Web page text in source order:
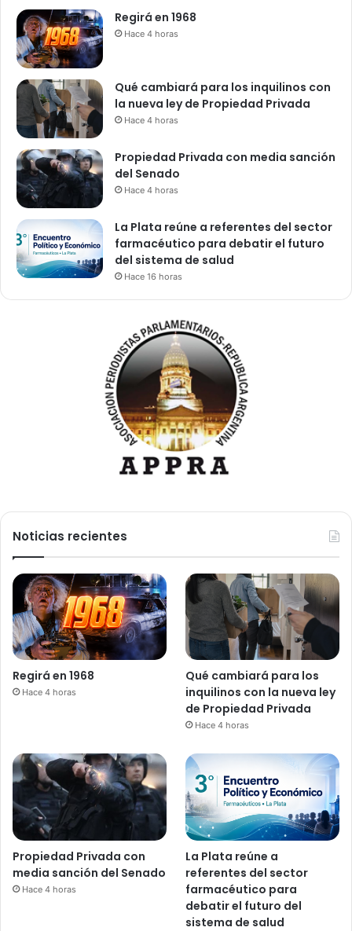
Regirá en 1968
Hace 4 horas
Qué cambiará para los inquilinos con
la nueva ley de Propiedad Privada
Hace 4 horas
Propiedad Privada con media sanción
del Senado
Hace 4 horas
La Plata reúne a referentes del sector
farmacéutico para debatir el futuro
del sistema de salud
Hace 16 horas
Noticias recientes
Regirá en 1968
Hace 4 horas
Qué cambiará para los
inquilinos con la nueva ley
de Propiedad Privada
Hace 4 horas
Propiedad Privada con
media sanción del Senado
Hace 4 horas
La Plata reúne a
referentes del sector
farmacéutico para
debatir el futuro del
sistema de salud